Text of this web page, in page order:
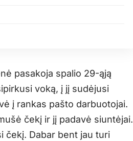
pasakoja spalio 29-ąją
voką, į jį sudėjusi
į rankas pašto darbuotojai.
čekį ir jį padavė siuntėjai.
čekį. Dabar bent jau turi